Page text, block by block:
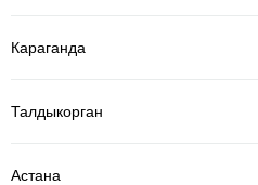
Караганда
Талдыкорган
Астана